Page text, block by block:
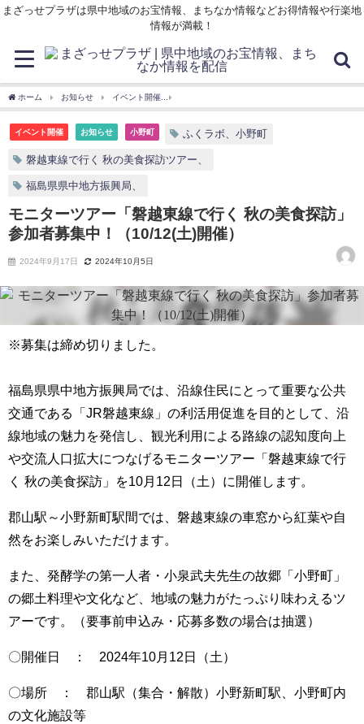
まざっせプラザは県中地域のお宝情報、まちなか情報などお得情報や行楽地
情報が満載！
ホーム お知らせ イベント開催
イベント開催 お知らせ 小野町 ふくラボ、小野町
磐越東線で行く 秋の美食探訪ツアー、
福島県県中地方振興局、
モニターツアー「磐越東線で行く 秋の美食探訪」
参加者募集中！（10/12(土)開催）
2024年9月17日 2024年10月5日
※募集は締め切りました。
福島県県中地方振興局では、沿線住民にとって重要な公共
交通である「JR磐越東線」の利活用促進を目的として、沿
線地域の魅力を発信し、観光利用による路線の認知度向上
や交流人口拡大につなげるモニターツアー「磐越東線で行
く 秋の美食探訪」を10月12日（土）に開催します。
郡山駅～小野新町駅間では、磐越東線の車窓から紅葉や自
然をお楽しみいただけます。
また、発酵学の第一人者・小泉武夫先生の故郷「小野町」
の郷土料理や文化など、地域の魅力がたっぷり味わえるツ
アーです。（要事前申込み・応募多数の場合は抽選）
〇開催日 ： 2024年10月12日（土）
〇場所 ： 郡山駅（集合・解散）小野新町駅、小野町内
の文化施設等